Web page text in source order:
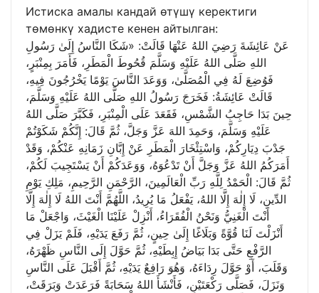
Истиска амалы кандай өтүшү керектиги
төмөнкү хадисте кенен айтылган:
عَنْ عَائِشَةَ رَضِيَ اللهُ عَنْهَا قَالَتْ: «شَكَا النَّاسُ إِلَىٰ رَسُولِ
اللهِ صَلَّى اللهُ عَلَيْهِ وَسَلَّمَ قُحُوطَ الْمَطَرِ، فَأَمَرَ بِمِنْبَرٍ،
فَوُضِعَ لَهُ فِي الْمُصَلَّىٰ، وَوَعَدَ النَّاسَ يَوْمًا يَخْرُجُونَ فِيهِ،
قَالَتْ عَائِشَةُ: فَخَرَجَ رَسُولُ اللهِ صَلَّى اللهُ عَلَيْهِ وَسَلَّمَ،
حِينَ بَدَا حَاجِبُ الشَّمْسِ، فَقَعَدَ عَلَى الْمِنْبَرِ، فَكَبَّرَ صَلَّى اللهُ
عَلَيْهِ وَسَلَّمَ، وَحَمِدَ اللهَ عَزَّ وَجَلَّ، ثُمَّ قَالَ: إِنَّكُمْ شَكَوْتُمْ
جَدْبَ دِيَارِكُمْ، وَاسْتِئْخَارَ الْمَطَرِ عَنْ إِبَّانِ زَمَانِهِ عَنْكُمْ، وَقَدْ
أَمَرَكُمُ اللهُ عَزَّ وَجَلَّ أَنْ تَدْعُوَهُ، وَوَعَدَكُمْ أَنْ يَسْتَجِيبَ لَكُمْ،
ثُمَّ قَالَ: الْحَمْدُ لِلَّهِ رَبِّ الْعَالَمِينَ، الرَّحْمَنِ الرَّحِيمِ، مَلِكِ يَوْمِ
الدِّينِ، لَا إِلٰهَ إِلَّا اللهُ، يَفْعَلُ مَا يُرِيدُ، اللَّهُمَّ أَنْتَ اللهُ لَا إِلٰهَ إِلَّا
أَنْتَ الْغَنِيُّ وَنَحْنُ الْفُقَرَاءُ، أَنْزِلْ عَلَيْنَا الْغَيْثَ، وَاجْعَلْ مَا
أَنْزَلْتَ لَنَا قُوَّةً وَبَلَاغًا إِلَىٰ حِينٍ، ثُمَّ رَفَعَ يَدَيْهِ، فَلَمْ يَزَلْ فِي
الرَّفْعِ حَتَّى بَدَا بَيَاضُ إِبِطَيْهِ، ثُمَّ حَوَّلَ إِلَى النَّاسِ ظَهْرَهُ،
وَقَلَبَ، أَوْ حَوَّلَ رِدَاءَهُ، وَهُوَ رَافِعٌ يَدَيْهِ، ثُمَّ أَقْبَلَ عَلَى النَّاسِ
وَنَزَلَ، فَصَلَّى رَكْعَتَيْنِ، فَأَنْشَأَ اللهُ سَحَابَةً فَرَعَدَتْ وَبَرَقَتْ،